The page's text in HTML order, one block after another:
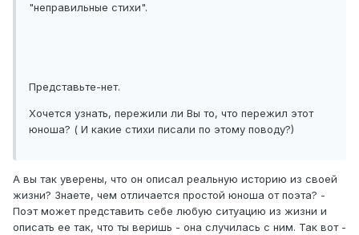
"неправильные стихи".
Представьте-нет.
Хочется узнать, пережили ли Вы то, что пережил этот
юноша? ( И какие стихи писали по этому поводу?)
А вы так уверены, что он описал реальную историю из своей
жизни? Знаете, чем отличается простой юноша от поэта? -
Поэт может представить себе любую ситуацию из жизни и
описать ее так, что ты веришь - она случилась с ним. Так вот -